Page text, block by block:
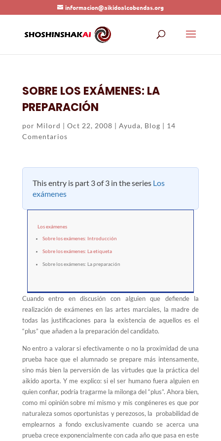
informacion@aikidoalcobendas.org
SOBRE LOS EXÁMENES: LA
PREPARACIÓN
por Milord | Oct 22, 2008 | Ayuda, Blog | 14
Comentarios
This entry is part 3 of 3 in the series Los
exámenes
Los exámenes
Sobre los exámenes: Introducción
Sobre los exámenes: La etiqueta
Sobre los exámenes: La preparación
Cuando entro en discusión con alguien que defiende la
realización de exámenes en las artes marciales, la madre de
todas las justificaciones para la existencia de aquellos es el
“plus” que añaden a la preparación del candidato.
No entro a valorar si efectivamente o no la proximidad de una
prueba hace que el alumnado se prepare más intensamente,
sino más bien la perversión de las virtudes que la práctica del
aikido aporta. Y me explico: si el ser humano fuera alguien en
quien confiar, podría tragarme la milonga del “plus”. Ahora bien,
como mi opinión sobre mí mismo y mis congéneres es que por
naturaleza somos oportunistas y perezosos, la probabilidad de
emplearnos a fondo exclusivamente cuando se acerca una
prueba crece exponencialmente con cada año que pasa en este